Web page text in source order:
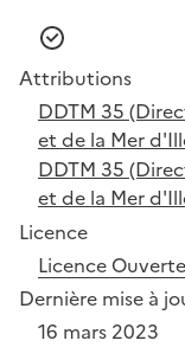
Attributions
DDTM 35
et de la Mer
DDTM 35
et de la Mer
Licence
Licence
Dernière mise à
16 mars 2023